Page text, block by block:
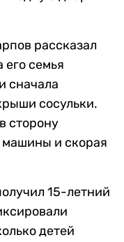
рассказал
его семья
сначала
сосульки.
сторону
и скорая
15-летний
детей